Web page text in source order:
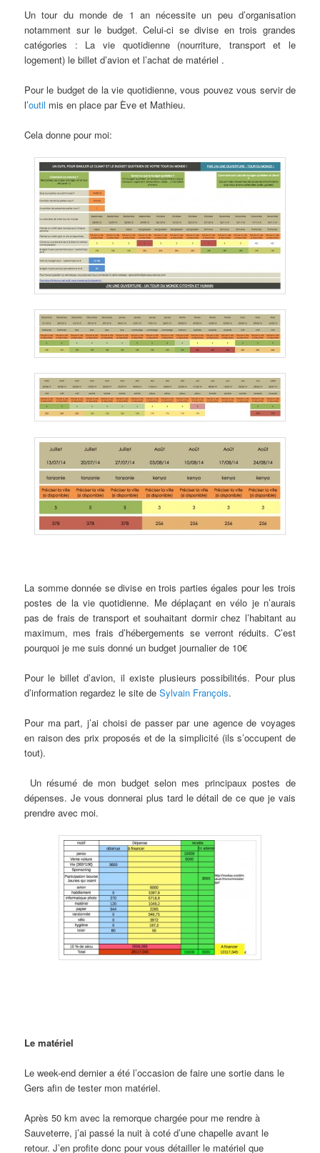
Un tour du monde de 1 an nécessite un peu d’organisation
notamment sur le budget. Celui-ci se divise en trois grandes
catégories : La vie quotidienne (nourriture, transport et le
logement) le billet d’avion et l’achat de matériel .
Pour le budget de la vie quotidienne, vous pouvez vous servir de
l’outil mis en place par Ève et Mathieu.
Cela donne pour moi:
La somme donnée se divise en trois parties égales pour les trois
postes de la vie quotidienne. Me déplaçant en vélo je n’aurais
pas de frais de transport et souhaitant dormir chez l’habitant au
maximum, mes frais d’hébergements se verront réduits. C’est
pourquoi je me suis donné un budget journalier de 10€
Pour le billet d’avion, il existe plusieurs possibilités. Pour plus
d’information regardez le site deSylvain François.
Pour ma part, j’ai choisi de passer par une agence de voyages
en raison des prix proposés et de la simplicité (ils s’occupent de
tout).
Un résumé de mon budget selon mes principaux postes de
dépenses. Je vous donnerai plus tard le détail de ce que je vais
prendre avec moi.
Le matériel
Le week-end dernier a été l’occasion de faire une sortie dans le
Gers afin de tester mon matériel.
Après 50 km avec la remorque chargée pour me rendre à
Sauveterre, j’ai passé la nuit à coté d’une chapelle avant le
retour. J’en profite donc pour vous détailler le matériel que